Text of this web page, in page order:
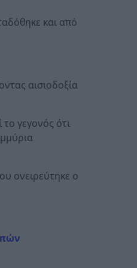
και από
αισιοδοξία
γεγονός ότι
ονειρεύτηκε ο